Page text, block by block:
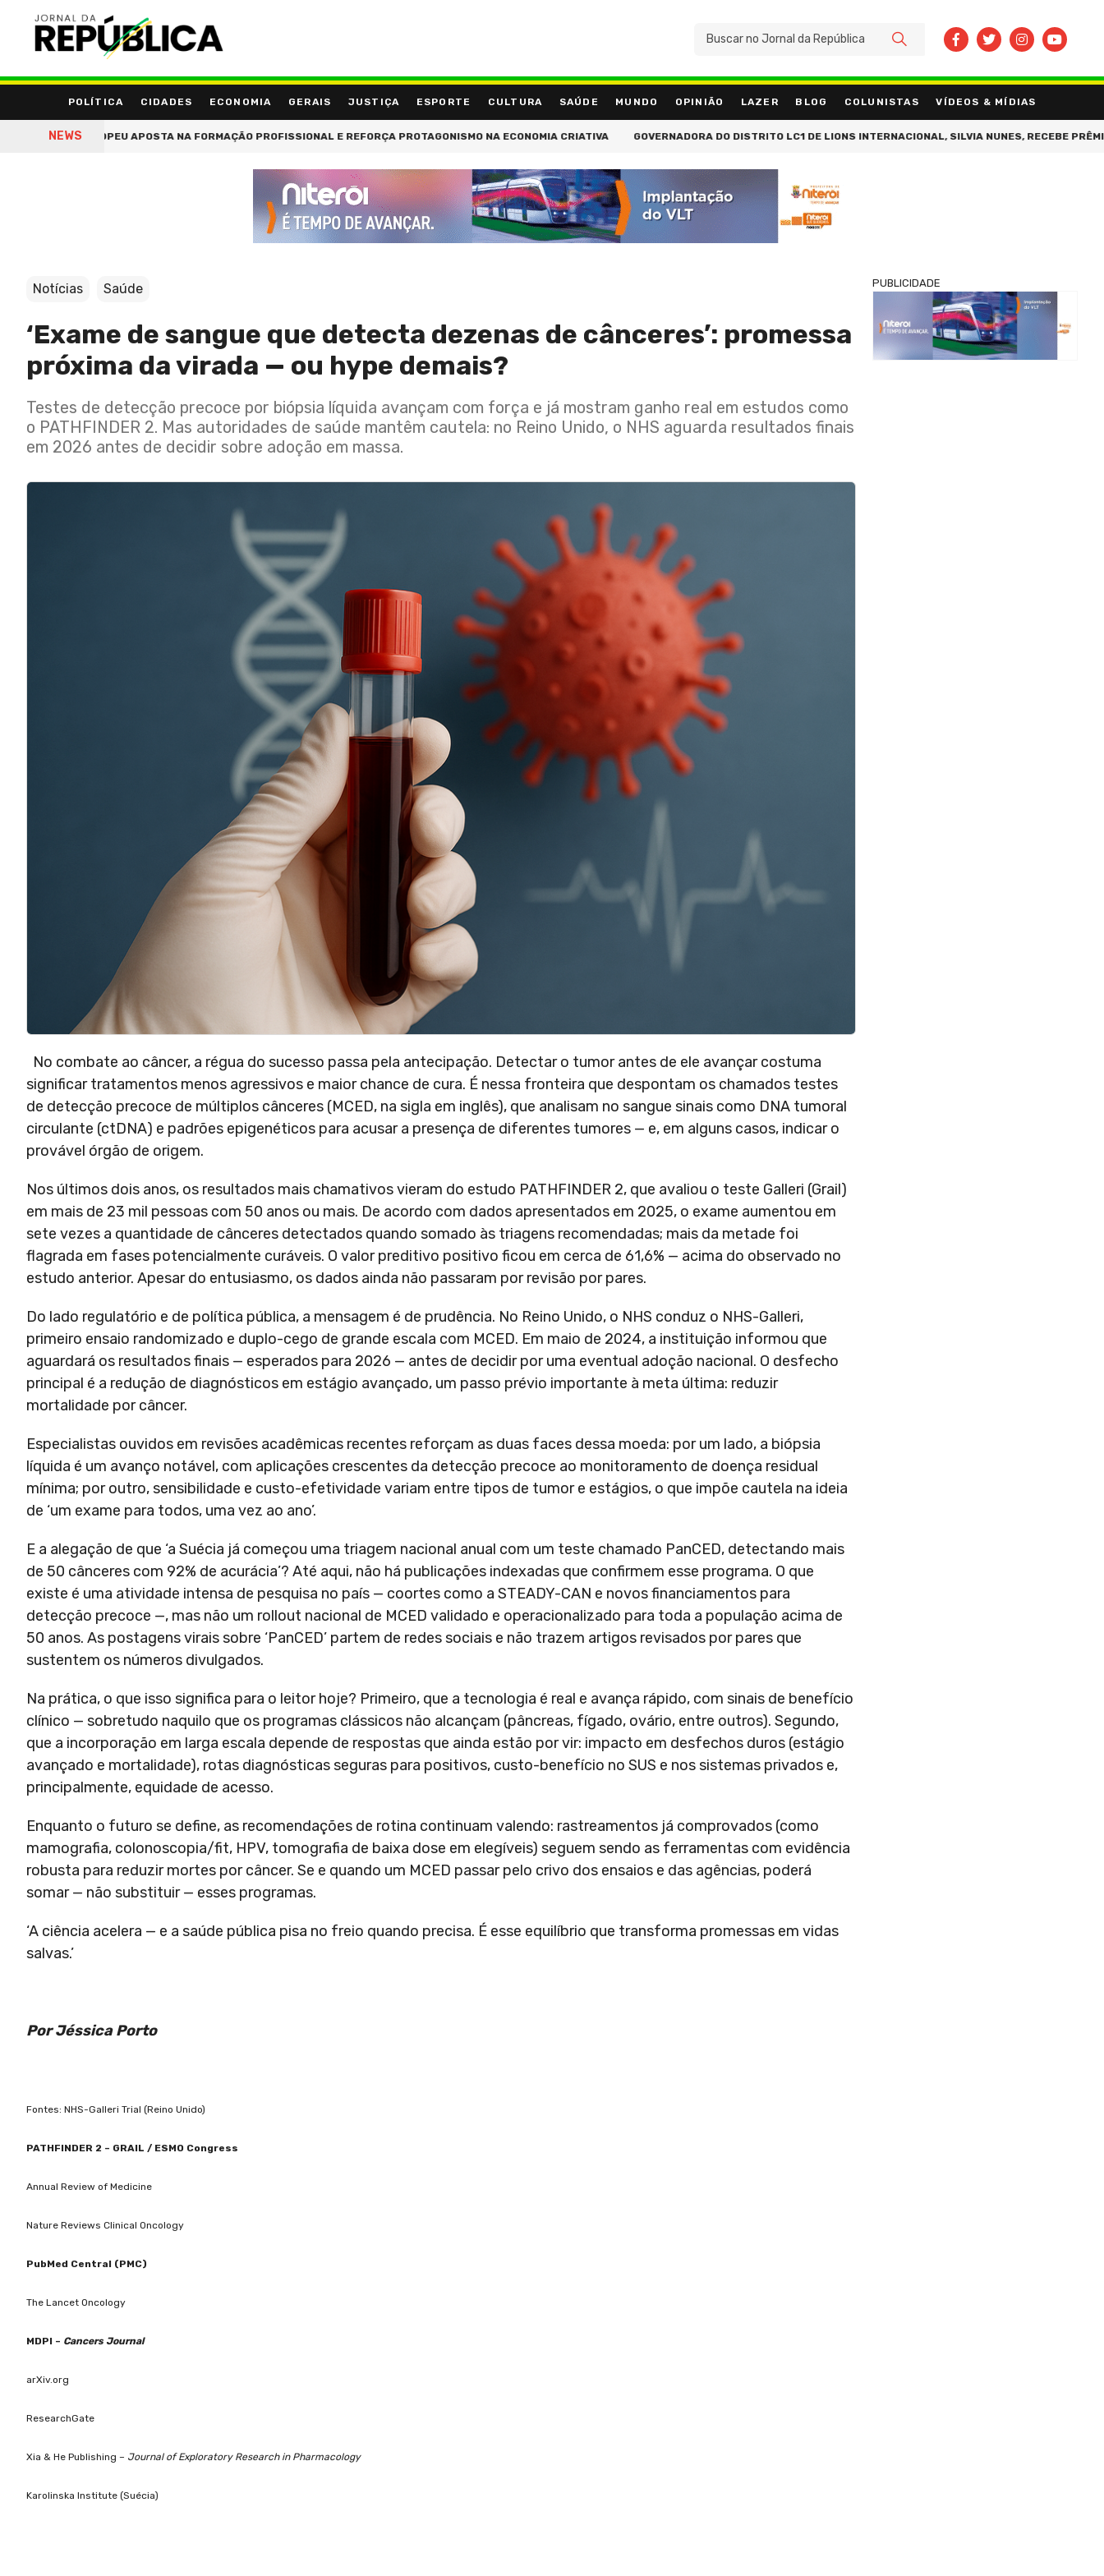
POLÍTICA CIDADES ECONOMIA GERAIS JUSTIÇA ESPORTE CULTURA SAÚDE MUNDO OPINIÃO LAZER BLOG COLUNISTAS VÍDEOS & MÍDIAS
NEWS
EUROPEU APOSTA NA FORMAÇÃO PROFISSIONAL E REFORÇA PROTAGONISMO NA ECONOMIA CRIATIVA GOVERNADORA DO DISTRITO LC1 DE LIONS INTERNACIONAL, SILVIA NUNES, RECEBE PRÊMIO MÉRITO
BUSCAR
Notícias Saúde
‘Exame de sangue que detecta dezenas de cânceres’: promessa
próxima da virada — ou hype demais?
Testes de detecção precoce por biópsia líquida avançam com força e já mostram ganho real em estudos como
o PATHFINDER 2. Mas autoridades de saúde mantêm cautela: no Reino Unido, o NHS aguarda resultados finais
em 2026 antes de decidir sobre adoção em massa.
No combate ao câncer, a régua do sucesso passa pela antecipação. Detectar o tumor antes de ele avançar costuma
significar tratamentos menos agressivos e maior chance de cura. É nessa fronteira que despontam os chamados testes
de detecção precoce de múltiplos cânceres (MCED, na sigla em inglês), que analisam no sangue sinais como DNA tumoral
circulante (ctDNA) e padrões epigenéticos para acusar a presença de diferentes tumores — e, em alguns casos, indicar o
provável órgão de origem.
Nos últimos dois anos, os resultados mais chamativos vieram do estudo PATHFINDER 2, que avaliou o teste Galleri (Grail)
em mais de 23 mil pessoas com 50 anos ou mais. De acordo com dados apresentados em 2025, o exame aumentou em
sete vezes a quantidade de cânceres detectados quando somado às triagens recomendadas; mais da metade foi
flagrada em fases potencialmente curáveis. O valor preditivo positivo ficou em cerca de 61,6% — acima do observado no
estudo anterior. Apesar do entusiasmo, os dados ainda não passaram por revisão por pares.
Do lado regulatório e de política pública, a mensagem é de prudência. No Reino Unido, o NHS conduz o NHS-Galleri,
primeiro ensaio randomizado e duplo-cego de grande escala com MCED. Em maio de 2024, a instituição informou que
aguardará os resultados finais — esperados para 2026 — antes de decidir por uma eventual adoção nacional. O desfecho
principal é a redução de diagnósticos em estágio avançado, um passo prévio importante à meta última: reduzir
mortalidade por câncer.
Especialistas ouvidos em revisões acadêmicas recentes reforçam as duas faces dessa moeda: por um lado, a biópsia
líquida é um avanço notável, com aplicações crescentes da detecção precoce ao monitoramento de doença residual
mínima; por outro, sensibilidade e custo-efetividade variam entre tipos de tumor e estágios, o que impõe cautela na ideia
de ‘um exame para todos, uma vez ao ano’.
E a alegação de que ‘a Suécia já começou uma triagem nacional anual com um teste chamado PanCED, detectando mais
de 50 cânceres com 92% de acurácia’? Até aqui, não há publicações indexadas que confirmem esse programa. O que
existe é uma atividade intensa de pesquisa no país — coortes como a STEADY-CAN e novos financiamentos para
detecção precoce —, mas não um rollout nacional de MCED validado e operacionalizado para toda a população acima de
50 anos. As postagens virais sobre ‘PanCED’ partem de redes sociais e não trazem artigos revisados por pares que
sustentem os números divulgados.
Na prática, o que isso significa para o leitor hoje? Primeiro, que a tecnologia é real e avança rápido, com sinais de benefício
clínico — sobretudo naquilo que os programas clássicos não alcançam (pâncreas, fígado, ovário, entre outros). Segundo,
que a incorporação em larga escala depende de respostas que ainda estão por vir: impacto em desfechos duros (estágio
avançado e mortalidade), rotas diagnósticas seguras para positivos, custo-benefício no SUS e nos sistemas privados e,
principalmente, equidade de acesso.
Enquanto o futuro se define, as recomendações de rotina continuam valendo: rastreamentos já comprovados (como
mamografia, colonoscopia/fit, HPV, tomografia de baixa dose em elegíveis) seguem sendo as ferramentas com evidência
robusta para reduzir mortes por câncer. Se e quando um MCED passar pelo crivo dos ensaios e das agências, poderá
somar — não substituir — esses programas.
‘A ciência acelera — e a saúde pública pisa no freio quando precisa. É esse equilíbrio que transforma promessas em vidas
salvas.’
Por Jéssica Porto
Fontes: NHS-Galleri Trial (Reino Unido)
PATHFINDER 2 – GRAIL / ESMO Congress
Annual Review of Medicine
Nature Reviews Clinical Oncology
PubMed Central (PMC)
The Lancet Oncology
MDPI – Cancers Journal
arXiv.org
ResearchGate
Xia & He Publishing – Journal of Exploratory Research in Pharmacology
Karolinska Institute (Suécia)
PUBLICIDADE